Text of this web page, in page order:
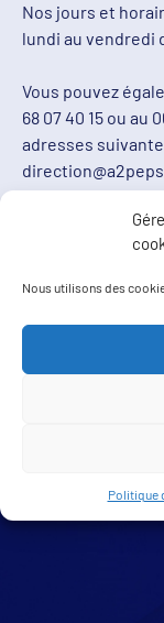
Nous utilisons des
Politique
Nos jours et
lundi au vendredi
Vous pouvez
68 07 40 15 ou au
adresses